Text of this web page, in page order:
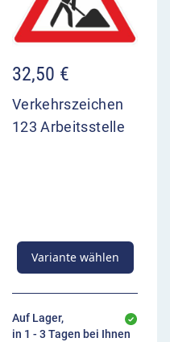
32,50 €
Verkehrszeichen
123 Arbeitsstelle
Variante wählen
Auf Lager,
in 1 - 3 Tagen bei Ihnen